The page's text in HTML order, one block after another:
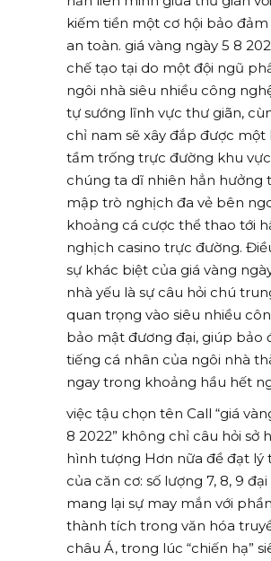
kiếm tiền một cơ hội bảo
an toàn. giá vàng ngày 5 8
chế tạo tại do một đội ngũ
ngôi nhà siêu nhiều công
tự sướng lĩnh vực thư giãn,
chỉ nam sẽ xây đắp được một
tầm trống trực đường khu
chúng ta dĩ nhiên hẳn hưởng
mập trò nghịch đa vẻ bên
khoảng cá cược thể thao tới
nghịch casino trực đường.
sự khác biệt của giá vàng
nhà yếu là sự câu hỏi chú
quan trọng vào siêu nhiều
bảo mật đương đại, giúp bảo
tiếng cá nhân của ngôi nhà
ngay trong khoảng hầu hết
việc tậu chọn tên Call “giá
8 2022” không chỉ câu hỏi sở
hình tượng Hơn nữa đề đạt lý
của căn cơ: số lượng 7, 8, 9 đại
mang lại sự may mắn với
thành tích trong văn hóa
châu Á, trong lúc “chiến hạ”